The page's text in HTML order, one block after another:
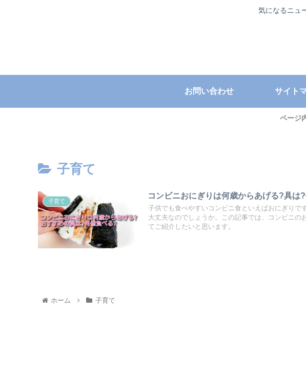
気になるニュ
お問い合わせ サイト
ページ
子育て
子育て
コンビニおにぎりは何歳からあげる?具は
子供でも食べやすいコンビニ食といえばおにぎりで
大丈夫なのでしょうか。この記事では、コンビニの
てご紹介したいと思います。
ホーム 子育て